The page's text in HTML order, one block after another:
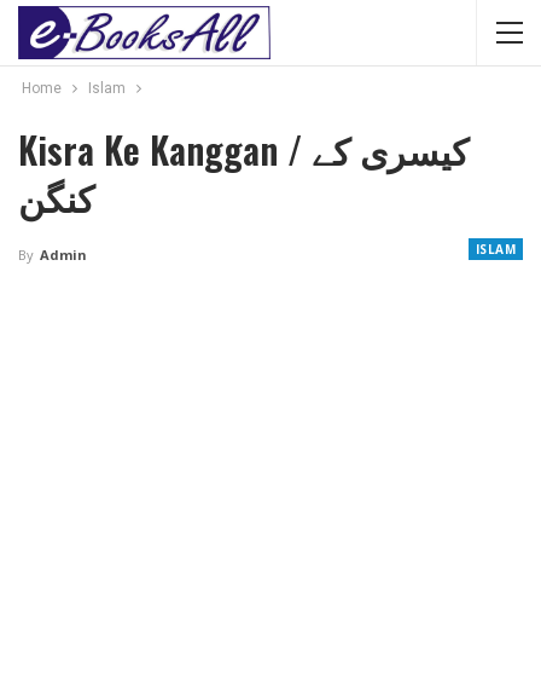
Home Islam
Kisra Ke Kanggan / کیسری کے
کنگن
ISLAM
By Admin